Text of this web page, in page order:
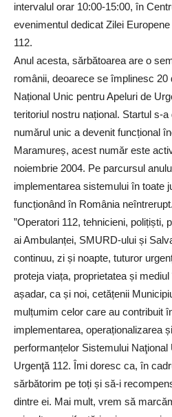
intervalul orar 10:00-15:00, în
evenimentul dedicat Zilei
112.
Anul acesta, sărbătoarea are o
românii, deoarece se împlinesc 20
Național Unic pentru Apeluri de
teritoriul nostru național. Startul s-
numărul unic a devenit funcțional
Maramureș, acest număr este
noiembrie 2004. Pe parcursul
implementarea sistemului în toate
funcționând în România neîntrerupt.
”Operatori 112, tehnicieni, polițiști,
ai Ambulanței, SMURD-ului și
continuu, zi și noapte, tuturor
proteja viața, proprietatea și
așadar, ca și noi, cetățenii
mulțumim celor care au contribuit
implementarea, operaționalizarea
performanțelor Sistemului Naţional
Urgenţă 112. Îmi doresc ca, în
sărbătorim pe toți și să-i
dintre ei. Mai mult, vrem să